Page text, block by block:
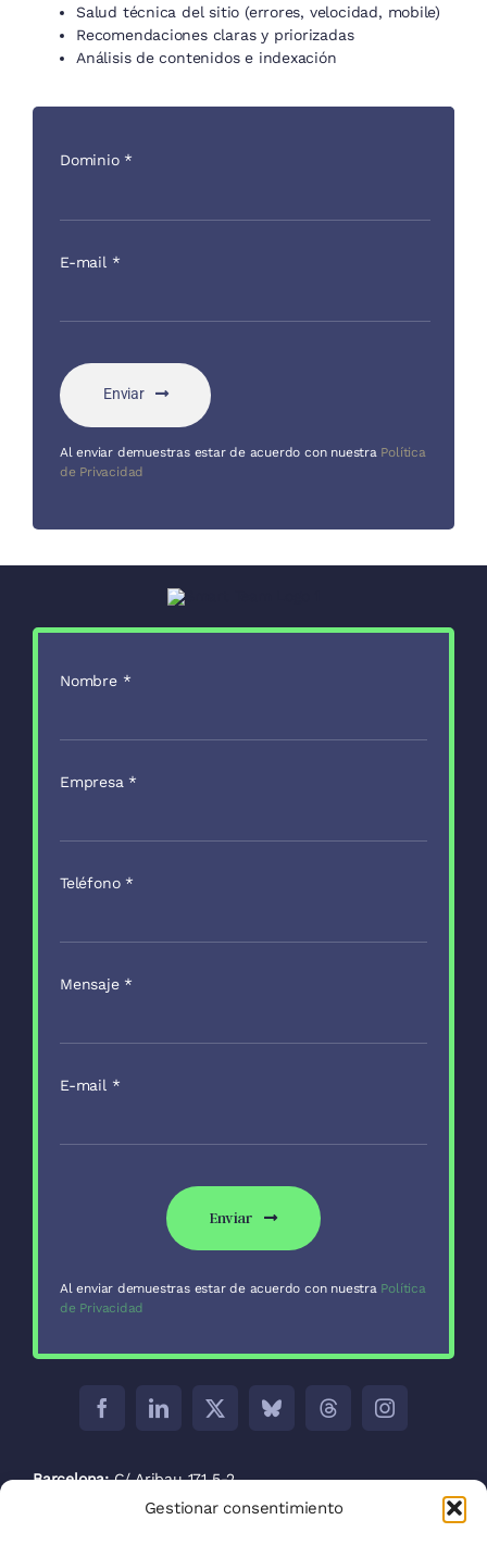
Gestionar consentimiento
Salud técnica del sitio (errores, velocidad, mobile)
Recomendaciones claras y priorizadas
Análisis de contenidos e indexación
Dominio *
E-mail *
Enviar
Al enviar demuestras estar de acuerdo con nuestra Política
de Privacidad
Nombre *
Empresa *
Teléfono *
Mensaje *
E-mail *
Enviar
Al enviar demuestras estar de acuerdo con nuestra Política
de Privacidad
Barcelona:C/ Aribau 171 5-2
C/ José Abascal, 41, 28003